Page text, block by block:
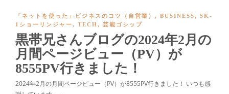
「ネットを使った」ビジネスのコツ（自営業） , BUSINESS, SK-
1ショーリンジャー, TECH, 芸能ゴシップ
黒帯兄さんブログの2024年2月の
月間ページビュー（PV）が
8555PV行きました！
2024年2月の月間ページビュー（PV）が8555PV行きました！ いつも感